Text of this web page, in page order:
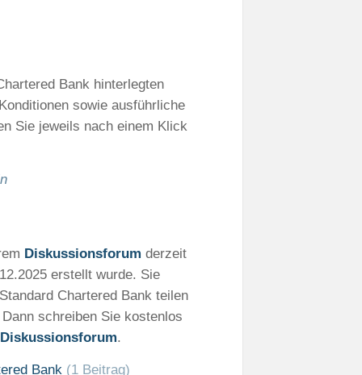
Bank hinterlegten
sowie ausführliche
Sie jeweils nach einem Klick
Diskussionsforum derzeit
erstellt wurde. Sie
Chartered Bank teilen
schreiben Sie kostenlos
.
Bank (1 Beitrag)